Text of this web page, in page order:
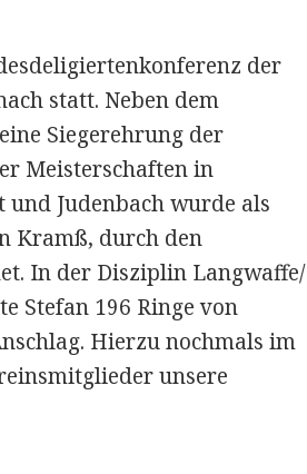
der
statt. Neben dem
Siegerehrung der
Meisterschaften in
und Judenbach wurde als
Kramß, durch den
In der Disziplin Langwaffe/
Stefan 196 Ringe von
Hierzu nochmals im
unsere